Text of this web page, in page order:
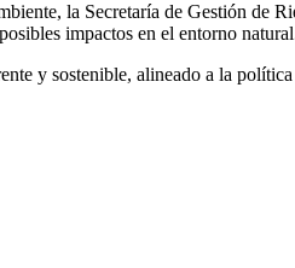
la Secretaría de Gestión
impactos en el entorno
y sostenible, alineado a la